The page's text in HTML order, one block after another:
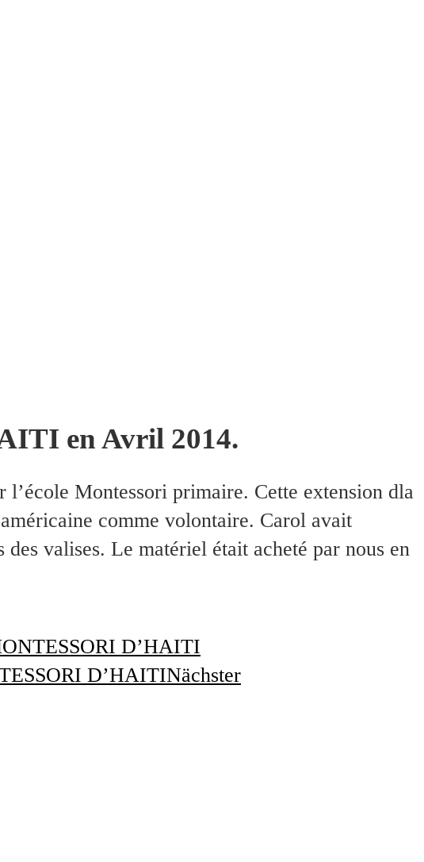
en Avril 2014.
Montessori primaire. Cette extension dla
comme volontaire. Carol avait
valises. Le matériel était acheté par nous en
D’HAITI
D’HAITINächster